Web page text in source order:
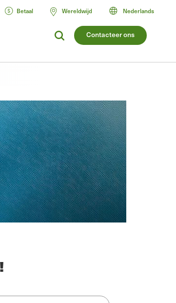
Contacteer ons
Betaal Wereldwijd Nederlands